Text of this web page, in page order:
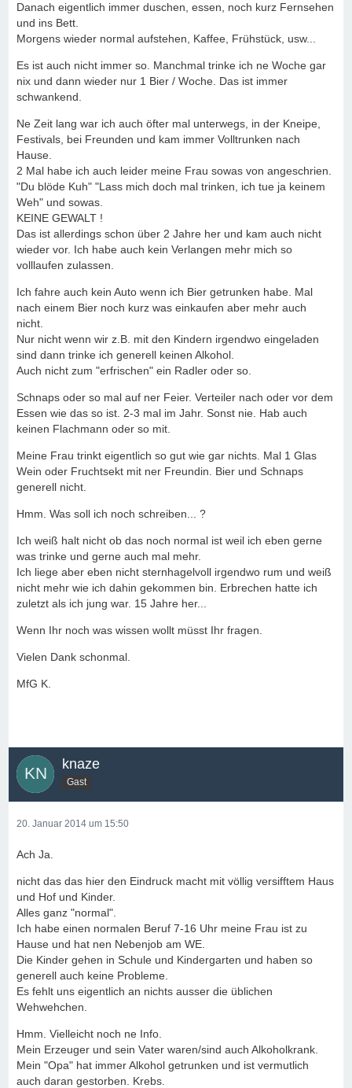
Danach eigentlich immer duschen, essen, noch kurz Fernsehen
und ins Bett.
Morgens wieder normal aufstehen, Kaffee, Frühstück, usw...
Es ist auch nicht immer so. Manchmal trinke ich ne Woche gar
nix und dann wieder nur 1 Bier / Woche. Das ist immer
schwankend.
Ne Zeit lang war ich auch öfter mal unterwegs, in der Kneipe,
Festivals, bei Freunden und kam immer Volltrunken nach
Hause.
2 Mal habe ich auch leider meine Frau sowas von angeschrien.
"Du blöde Kuh" "Lass mich doch mal trinken, ich tue ja keinem
Weh" und sowas.
KEINE GEWALT !
Das ist allerdings schon über 2 Jahre her und kam auch nicht
wieder vor. Ich habe auch kein Verlangen mehr mich so
volllaufen zulassen.
Ich fahre auch kein Auto wenn ich Bier getrunken habe. Mal
nach einem Bier noch kurz was einkaufen aber mehr auch
nicht.
Nur nicht wenn wir z.B. mit den Kindern irgendwo eingeladen
sind dann trinke ich generell keinen Alkohol.
Auch nicht zum "erfrischen" ein Radler oder so.
Schnaps oder so mal auf ner Feier. Verteiler nach oder vor dem
Essen wie das so ist. 2-3 mal im Jahr. Sonst nie. Hab auch
keinen Flachmann oder so mit.
Meine Frau trinkt eigentlich so gut wie gar nichts. Mal 1 Glas
Wein oder Fruchtsekt mit ner Freundin. Bier und Schnaps
generell nicht.
Hmm. Was soll ich noch schreiben... ?
Ich weiß halt nicht ob das noch normal ist weil ich eben gerne
was trinke und gerne auch mal mehr.
Ich liege aber eben nicht sternhagelvoll irgendwo rum und weiß
nicht mehr wie ich dahin gekommen bin. Erbrechen hatte ich
zuletzt als ich jung war. 15 Jahre her...
Wenn Ihr noch was wissen wollt müsst Ihr fragen.
Vielen Dank schonmal.
MfG K.
knaze
Gast
20. Januar 2014 um 15:50
Ach Ja.
nicht das das hier den Eindruck macht mit völlig versifftem Haus
und Hof und Kinder.
Alles ganz "normal".
Ich habe einen normalen Beruf 7-16 Uhr meine Frau ist zu
Hause und hat nen Nebenjob am WE.
Die Kinder gehen in Schule und Kindergarten und haben so
generell auch keine Probleme.
Es fehlt uns eigentlich an nichts ausser die üblichen
Wehwehchen.
Hmm. Vielleicht noch ne Info.
Mein Erzeuger und sein Vater waren/sind auch Alkoholkrank.
Mein "Opa" hat immer Alkohol getrunken und ist vermutlich
auch daran gestorben. Krebs.